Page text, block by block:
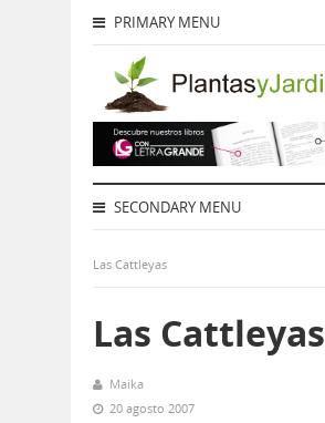
PRIMARY MENU
SECONDARY MENU
Las Cattleyas
Las Cattleyas
Maika
20 agosto 2007